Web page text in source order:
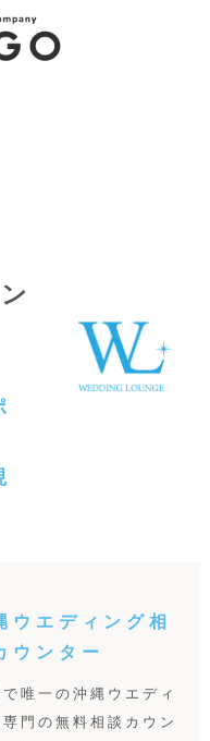
ウエディング相
ウンター
で唯一の沖縄ウエディ
専門の無料相談カウン